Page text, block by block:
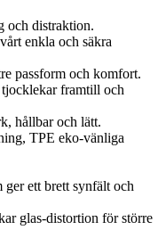
och distraktion.
enkla och säkra
passform och komfort.
framtill och
hållbar och lätt.
TPE eko-vänliga
ger ett brett synfält och
glas-distortion för större